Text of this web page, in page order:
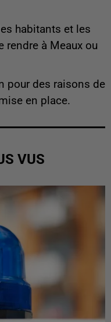
habitants et les
rendre à Meaux ou
pour des raisons de
en place.
VUS